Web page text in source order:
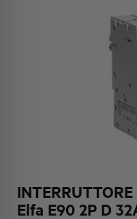
Elfa E90 2P D
IDENTITÀ
ATTIVITÀ E MERCATI